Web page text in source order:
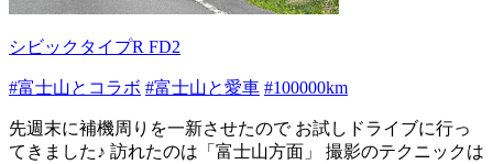
シビックタイプR FD2
#富士山とコラボ #富士山と愛車 #100000km
先週末に補機周りを一新させたので お試しドライブに行っ
てきました♪ 訪れたのは「富士山方面」 撮影のテクニックは